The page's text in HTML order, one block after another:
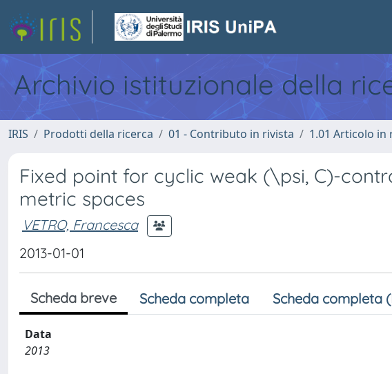
Archivio istituzionale della
IRIS Prodotti della ricerca 01 - Contributo in rivista 1.01 Articolo in
Fixed point for cyclic weak (\psi, C)-
metric spaces
VETRO, Francesca
2013-01-01
Scheda breve Scheda completa Scheda completa
Data
2013